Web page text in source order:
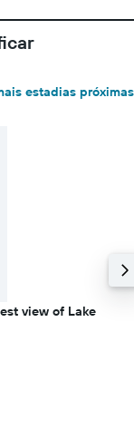
estadias próximas
view of Lake